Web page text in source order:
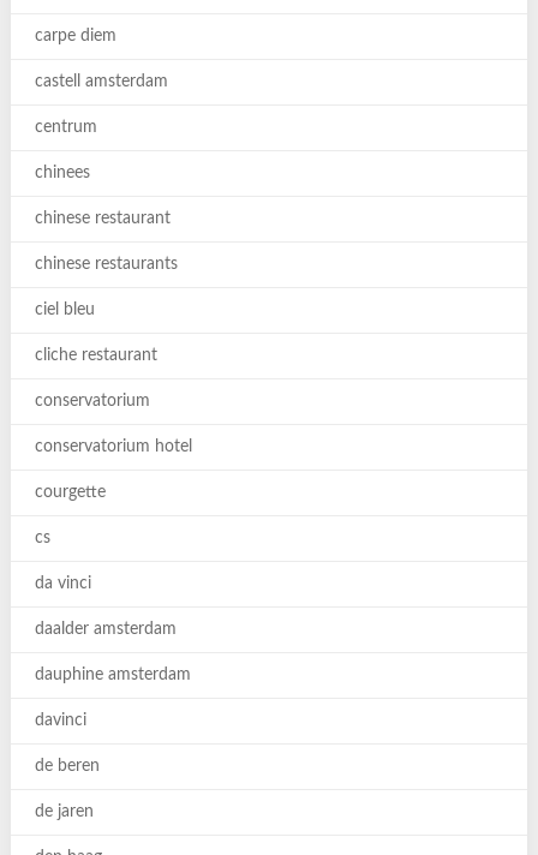
carpe diem
castell amsterdam
centrum
chinees
chinese restaurant
chinese restaurants
ciel bleu
cliche restaurant
conservatorium
conservatorium hotel
courgette
cs
da vinci
daalder amsterdam
dauphine amsterdam
davinci
de beren
de jaren